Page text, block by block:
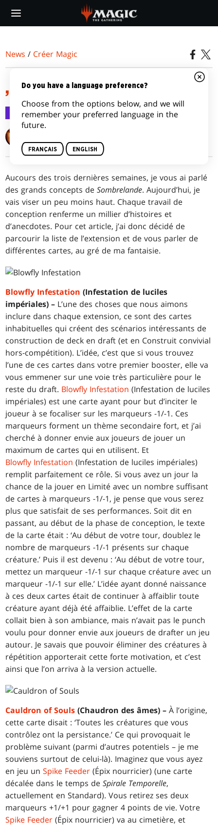
main
News / Créer Magic
, ON EN REDEMANDE !
Créer Magic 21 avr. 2008
Aucours des trois dernières semaines, je vous ai parlé
des grands concepts deSombrelande. Aujourd’hui, je
vais viser un peu moins haut. Chaque travail de
conception renferme un millier d’histoires et
d’anecdotes. Pour cet article, j’ai donc décidé de
parcourir la liste de l’extension et de vous parler de
différentes cartes, au gré de ma fantaisie.
Blowfly Infestation (Infestation de luciles
impériales) – L’une des choses que nous aimons
inclure dans chaque extension, ce sont des cartes
inhabituelles qui créent des scénarios intéressants de
construction de deck en draft (et en Construit convivial
hors-compétition). L’idée, c’est que si vous trouvez
l’une de ces cartes dans votre premier booster, elle va
vous emmener sur une voie très particulière pour le
reste du draft. Blowfly Infestation (Infestation de luciles
impériales) est une carte ayant pour but d’inciter le
joueur à se focaliser sur les marqueurs -1/-1. Ces
marqueurs forment un thème secondaire fort, et j’ai
cherché à donner envie aux joueurs de jouer un
maximum de cartes qui en utilisent. Et
Blowfly Infestation (Infestation de luciles impériales)
remplit parfaitement ce rôle. Si vous avez un jour la
chance de la jouer en Limité avec un nombre suffisant
de cartes à marqueurs -1/-1, je pense que vous serez
plus que satisfait de ses performances. Soit dit en
passant, au début de la phase de conception, le texte
de la carte était : ‘Au début de votre tour, doublez le
nombre de marqueurs -1/-1 présents sur chaque
créature.’ Puis il est devenu : ‘Au début de votre tour,
mettez un marqueur -1/-1 sur chaque créature avec un
marqueur -1/-1 sur elle.’ L’idée ayant donné naissance
à ces deux cartes était de continuer à affaiblir toute
créature ayant déjà été affaiblie. L’effet de la carte
collait bien à son ambiance, mais n’avait pas le punch
voulu pour donner envie aux joueurs de drafter un jeu
autour. Je savais que pouvoir éliminer des créatures à
répétition apporterait cette forte motivation, et c’est
ainsi que l’on arriva à la version actuelle.
Cauldron of Souls (Chaudron des âmes) – À l’origine,
cette carte disait : ‘Toutes les créatures que vous
contrôlez ont la persistance.’ Ce qui provoquait le
problème suivant (parmi d’autres potentiels – je me
souviens surtout de celui-là). Imaginez que vous ayez
en jeu unSpike Feeder (Épix nourricier) (une carte
décalée dans le temps deSpirale Temporelle,
actuellement en Standard). Vous retirez ses deux
marqueurs +1/+1 pour gagner 4 points de vie. Votre
Spike Feeder (Épix nourricier) va au cimetière, et
Do you have a language preference?
Choose from the options below, and we will
remember your preferred language in the
future.
FRANÇAIS ENGLISH